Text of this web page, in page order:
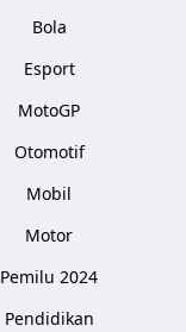
Bola
Esport
MotoGP
Otomotif
Mobil
Motor
Pemilu 2024
Pendidikan